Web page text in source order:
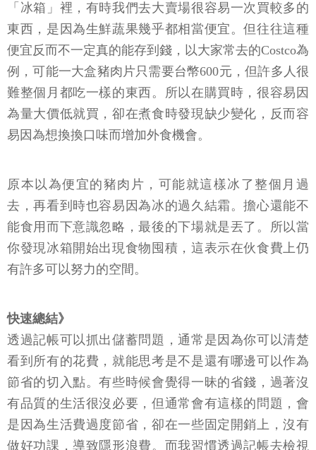
「冰箱」裡，有時我們去大賣場很容易一次買較多的
東西，是因為生鮮蔬果幾乎都相當便宜。但往往這種
便宜反而不一定真的能存到錢，以大家常去的Costco為
例，可能一大盒豬肉片只需要台幣600元，但許多人很
難整個月都吃一樣的東西。所以在購買時，很容易因
為量大價低就買，卻在煮食時發現缺少變化，反而容
易因為想換換口味而增加外食機會。
原本以為便宜的豬肉片，可能就這樣冰了整個月過
去，再看到時也容易因為冰的過久結霜。擔心還能不
能食用而下意識忽略，最後的下場就是丟了。所以當
你發現冰箱開始出現食物囤積，這表示在伙食費上仍
有許多可以努力的空間。
快速總結》
透過記帳可以抓出儲蓄問題，通常是因為你可以清楚
看到所有的花費，就能思考是不是還有哪邊可以作為
節省的切入點。有些時候會覺得一昧的省錢，過著沒
有品質的生活很沒必要，但通常會有這樣的問題，會
是因為生活費過度節省，卻在一些固定開銷上，沒有
做好功課，導致隱形浪費。而我習慣透過記帳去檢視